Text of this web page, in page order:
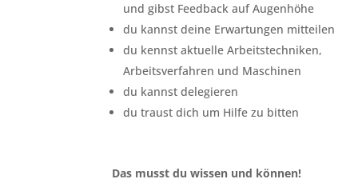
und gibst Feedback auf Augenhöhe
du kannst deine Erwartungen mitteilen
du kennst aktuelle Arbeitstechniken,
Arbeitsverfahren und Maschinen
du kannst delegieren
du traust dich um Hilfe zu bitten
Das musst du wissen und können!